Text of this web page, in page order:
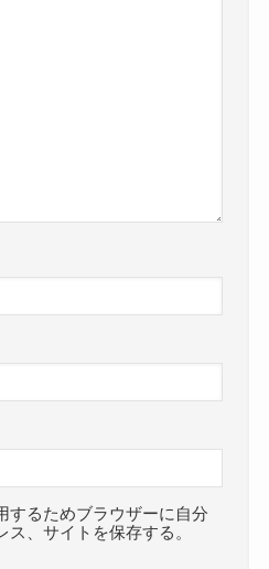
するためブラウザーに自分
、サイトを保存する。